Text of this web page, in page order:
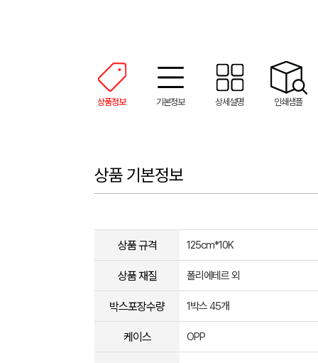
상품정보 기본정보 상세설명 인쇄샘플
상품 기본정보
상품 규격 125cm*10K
상품 재질 폴리에테르 외
박스포장수량 1박스 45개
케이스 OPP